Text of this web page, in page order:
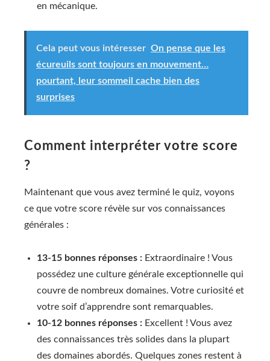
en mécanique.
Cela peut vous intéresser On pense que les
écureuils sont toujours en mouvement…
pourtant, leur sommeil cache bien des
surprises
Comment interpréter votre score
?
Maintenant que vous avez terminé le quiz, voyons
ce que votre score révèle sur vos connaissances
générales :
13-15 bonnes réponses : Extraordinaire ! Vous
possédez une culture générale exceptionnelle qui
couvre de nombreux domaines. Votre curiosité et
votre soif d’apprendre sont remarquables.
10-12 bonnes réponses : Excellent ! Vous avez
des connaissances très solides dans la plupart
des domaines abordés. Quelques zones restent à